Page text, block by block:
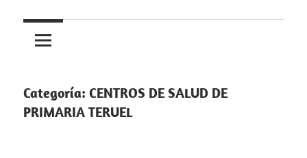
Centros
medicos
médicos,
centros
y
de
Categoría: CENTROS DE SALUD DE
PRIMARIA TERUEL